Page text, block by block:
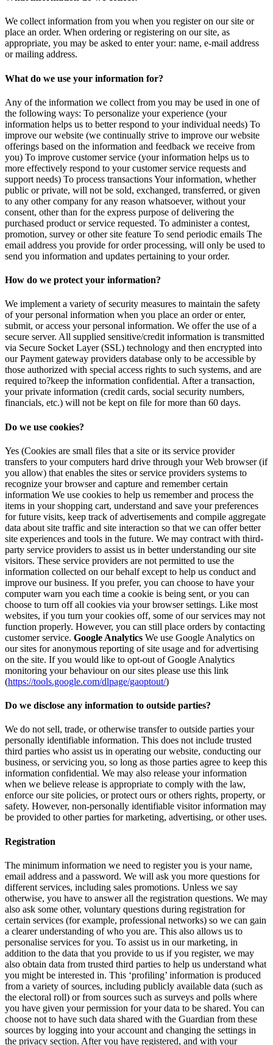
We collect information from you when you register on our site or
place an order. When ordering or registering on our site, as
appropriate, you may be asked to enter your: name, e-mail address
or mailing address.
What do we use your information for?
Any of the information we collect from you may be used in one of
the following ways: To personalize your experience (your
information helps us to better respond to your individual needs) To
improve our website (we continually strive to improve our website
offerings based on the information and feedback we receive from
you) To improve customer service (your information helps us to
more effectively respond to your customer service requests and
support needs) To process transactions Your information, whether
public or private, will not be sold, exchanged, transferred, or given
to any other company for any reason whatsoever, without your
consent, other than for the express purpose of delivering the
purchased product or service requested. To administer a contest,
promotion, survey or other site feature To send periodic emails The
email address you provide for order processing, will only be used to
send you information and updates pertaining to your order.
How do we protect your information?
We implement a variety of security measures to maintain the safety
of your personal information when you place an order or enter,
submit, or access your personal information. We offer the use of a
secure server. All supplied sensitive/credit information is transmitted
via Secure Socket Layer (SSL) technology and then encrypted into
our Payment gateway providers database only to be accessible by
those authorized with special access rights to such systems, and are
required to?keep the information confidential. After a transaction,
your private information (credit cards, social security numbers,
financials, etc.) will not be kept on file for more than 60 days.
Do we use cookies?
Yes (Cookies are small files that a site or its service provider
transfers to your computers hard drive through your Web browser (if
you allow) that enables the sites or service providers systems to
recognize your browser and capture and remember certain
information We use cookies to help us remember and process the
items in your shopping cart, understand and save your preferences
for future visits, keep track of advertisements and compile aggregate
data about site traffic and site interaction so that we can offer better
site experiences and tools in the future. We may contract with third-
party service providers to assist us in better understanding our site
visitors. These service providers are not permitted to use the
information collected on our behalf except to help us conduct and
improve our business. If you prefer, you can choose to have your
computer warn you each time a cookie is being sent, or you can
choose to turn off all cookies via your browser settings. Like most
websites, if you turn your cookies off, some of our services may not
function properly. However, you can still place orders by contacting
customer service. Google Analytics We use Google Analytics on
our sites for anonymous reporting of site usage and for advertising
on the site. If you would like to opt-out of Google Analytics
monitoring your behaviour on our sites please use this link
(https://tools.google.com/dlpage/gaoptout/)
Do we disclose any information to outside parties?
We do not sell, trade, or otherwise transfer to outside parties your
personally identifiable information. This does not include trusted
third parties who assist us in operating our website, conducting our
business, or servicing you, so long as those parties agree to keep this
information confidential. We may also release your information
when we believe release is appropriate to comply with the law,
enforce our site policies, or protect ours or others rights, property, or
safety. However, non-personally identifiable visitor information may
be provided to other parties for marketing, advertising, or other uses.
Registration
The minimum information we need to register you is your name,
email address and a password. We will ask you more questions for
different services, including sales promotions. Unless we say
otherwise, you have to answer all the registration questions. We may
also ask some other, voluntary questions during registration for
certain services (for example, professional networks) so we can gain
a clearer understanding of who you are. This also allows us to
personalise services for you. To assist us in our marketing, in
addition to the data that you provide to us if you register, we may
also obtain data from trusted third parties to help us understand what
you might be interested in. This ‘profiling’ information is produced
from a variety of sources, including publicly available data (such as
the electoral roll) or from sources such as surveys and polls where
you have given your permission for your data to be shared. You can
choose not to have such data shared with the Guardian from these
sources by logging into your account and changing the settings in
the privacy section. After you have registered, and with your